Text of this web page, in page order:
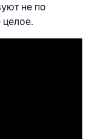
не по
целое.